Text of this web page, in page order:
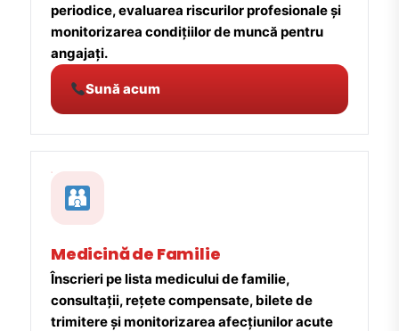
periodice, evaluarea riscurilor profesionale și
monitorizarea condițiilor de muncă pentru
angajați.
Sună acum
Medicină de Familie
Înscrieri pe lista medicului de familie,
consultații, rețete compensate, bilete de
trimitere și monitorizarea afecțiunilor acute